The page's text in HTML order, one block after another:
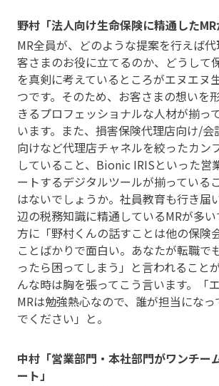
野村「法人向け生命保険に精通したMR
MR全員が、どのような提案を行えば
客さまのお役に立てるのか、どうして
を真剣に考えているところがエヌエヌ
つです。そのため、お客さまの想いを
きるプロフェッショナルな人材が揃っ
います。また、損害保険代理店向け/会
向けなど代理店チャネルを絞ったカン
していること、Bionic IRISといった営
ートするデジタルツールが揃っている
はないでしょうか。社員教育も行き届
辺の税務知識に精通しているMRが多
方に「野村くんの話すことは他の保険
ことばかりで面白い。あなたが転職で
ったら困ってしまう」と言われること
んな時は胸を張ってこう言います。「
MRは勉強熱心なので、誰が担当にな
でください」と。
中村「営業部門・本社部門がワンチー
ート」